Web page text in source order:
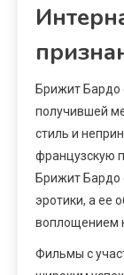
Брижит Бардо
получившей
стиль и
французскую
Брижит Бардо
эротики, а ее
воплощением
Фильмы с